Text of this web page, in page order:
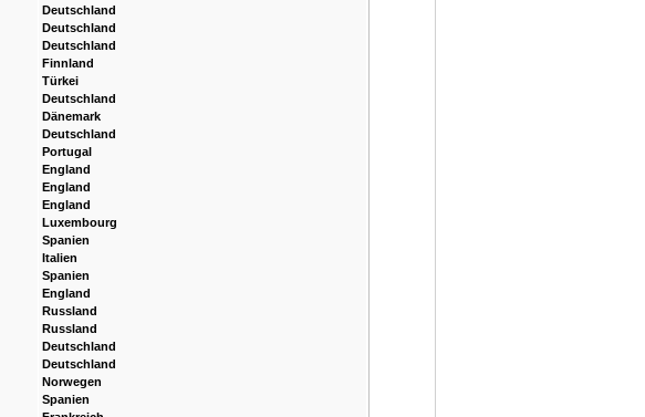
Deutschland
Deutschland
Deutschland
Finnland
Türkei
Deutschland
Dänemark
Deutschland
Portugal
England
England
England
Luxembourg
Spanien
Italien
Spanien
England
Russland
Russland
Deutschland
Deutschland
Norwegen
Spanien